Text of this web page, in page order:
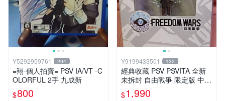
Y5292959761 204
=翔-個人拍賣= PSV IA/VT -C
OLORFUL 2手 九成新
$800
Y9199433501 132
經典收藏 PSV PSVITA 全新
未拆封 自由戰爭 限定版 中文
版
$1,990